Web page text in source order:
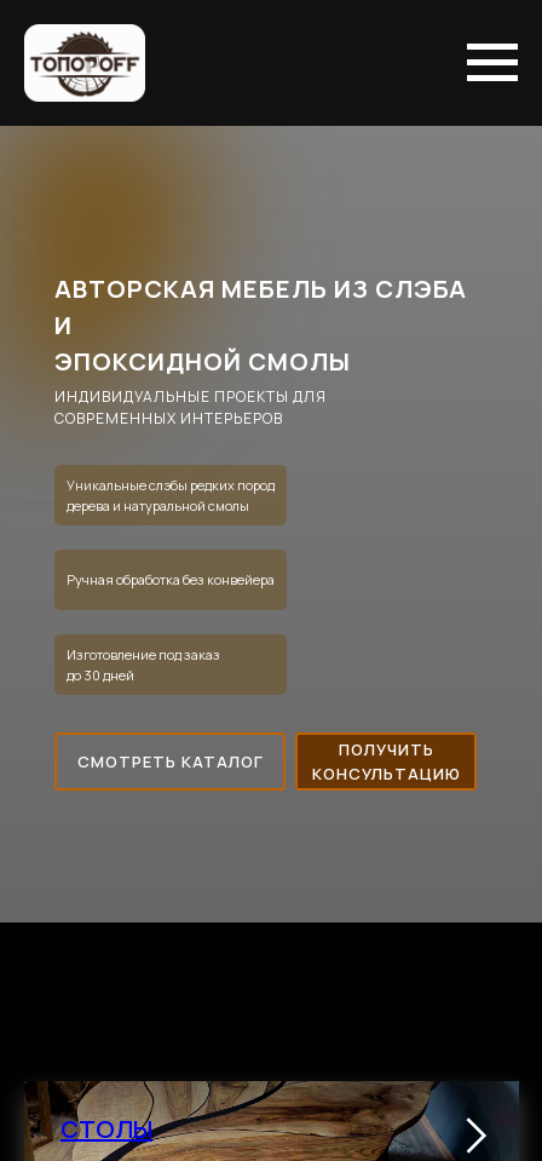
СМОТРЕТЬ КАТАЛОГ
ПОЛУЧИТЬ
КОНСУЛЬТАЦИЮ
Уникальные слэбы редких пород
дерева и натуральной смолы
Ручная обработка без конвейера
Изготовление под заказ
до 30 дней
АВТОРСКАЯ МЕБЕЛЬ ИЗ СЛЭБА
И
ЭПОКСИДНОЙ СМОЛЫ
ИНДИВИДУАЛЬНЫЕ ПРОЕКТЫ ДЛЯ
СОВРЕМЕННЫХ ИНТЕРЬЕРОВ
СТОЛЫ